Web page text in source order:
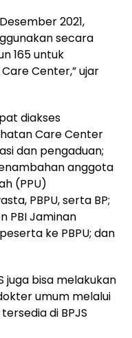
2021,
secara
165 untuk
Center,” ujar
diakses
Care Center
dan pengaduan;
anggota
(PPU)
PBPU, serta BP;
PBI Jaminan
ke PBPU; dan
juga bisa melakukan
umum melalui
di BPJS